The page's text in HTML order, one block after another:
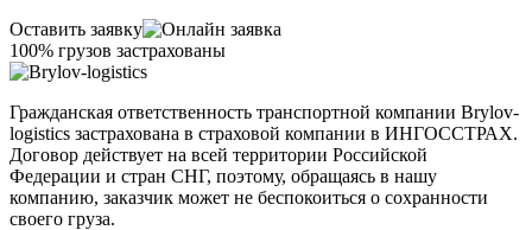
Оставить заявку
100% грузов застрахованы
Гражданская ответственность транспортной компании Brylov-
logistics застрахована в страховой компании в ИНГОСCТРАХ.
Договор действует на всей территории Российской
Федерации и стран СНГ, поэтому, обращаясь в нашу
компанию, заказчик может не беспокоиться о сохранности
своего груза.